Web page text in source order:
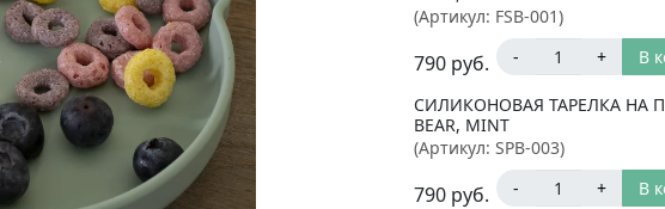
(Артикул: FSB-001)
790 руб. - + В
СИЛИКОНОВАЯ ТАРЕЛКА НА
BEAR, MINT
(Артикул: SPB-003)
790 руб. - + В